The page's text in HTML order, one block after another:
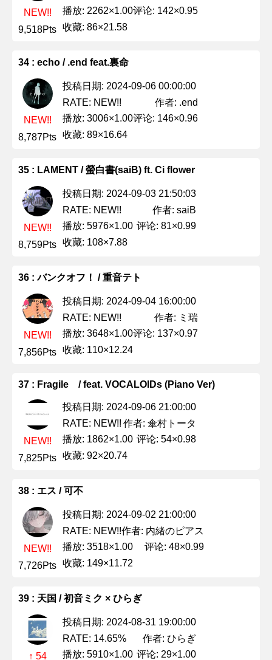
NEW!!
9,518Pts
播放: 2262×1.00评论: 142×0.95
收藏: 86×21.58
34 : echo / .end feat.裏命
NEW!!
8,787Pts
投稿日期: 2024-09-06 00:00:00
RATE: NEW!!
作者: .end
播放: 3006×1.00评论: 146×0.96
收藏: 89×16.64
35 : LAMENT / 螢白書(saiB) ft. Ci flower
NEW!!
8,759Pts
投稿日期: 2024-09-03 21:50:03
RATE: NEW!!
作者: saiB
播放: 5976×1.00 评论: 81×0.99
收藏: 108×7.88
36 : バンクオフ！ / 重音テト
NEW!!
7,856Pts
投稿日期: 2024-09-04 16:00:00
RATE: NEW!!
作者: ミ瑞
播放: 3648×1.00评论: 137×0.97
收藏: 110×12.24
37 : Fragile / feat. VOCALOIDs (Piano Ver)
NEW!!
7,825Pts
投稿日期: 2024-09-06 21:00:00
RATE: NEW!! 作者: 傘村トータ
播放: 1862×1.00 评论: 54×0.98
收藏: 92×20.74
38 : エス / 可不
NEW!!
7,726Pts
投稿日期: 2024-09-02 21:00:00
RATE: NEW!!作者: 内緒のピアス
播放: 3518×1.00
评论: 48×0.99
收藏: 149×11.72
39 : 天国 / 初音ミク × ひらぎ
↑ 54
投稿日期: 2024-08-31 19:00:00
RATE: 14.65%
作者: ひらぎ
播放: 5910×1.00 评论: 29×1.00